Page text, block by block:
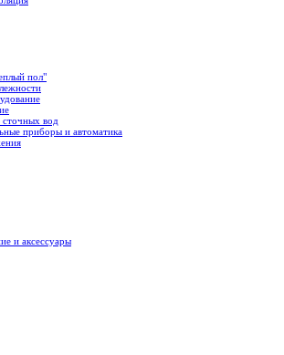
пол"
сточных вод
приборы и автоматика
и аксессуары